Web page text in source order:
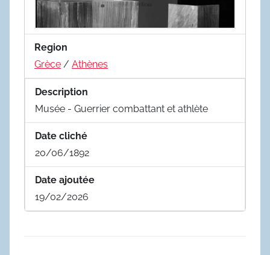
Region
Grèce / Athènes
Description
Musée - Guerrier combattant et athlète
Date cliché
20/06/1892
Date ajoutée
19/02/2026